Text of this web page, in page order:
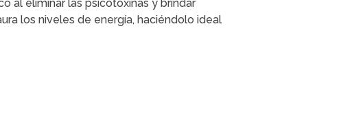
al eliminar las psicotoxinas y brindar
los niveles de energía, haciéndolo ideal